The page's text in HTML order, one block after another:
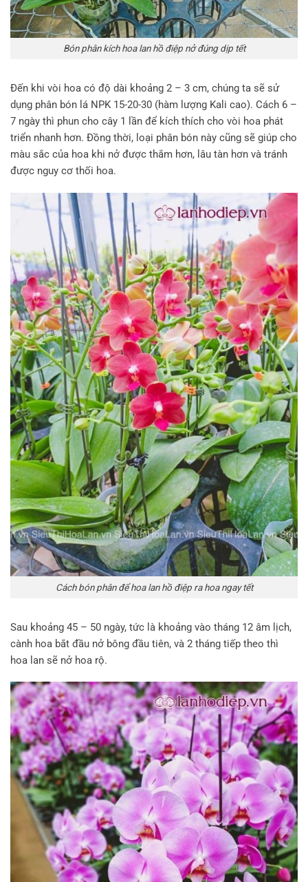
Bón phân kích hoa lan hồ điệp nở đúng dịp tết
Đến khi vòi hoa có độ dài khoảng 2 – 3 cm, chúng ta sẽ sử
dụng phân bón lá NPK 15-20-30 (hàm lượng Kali cao). Cách 6 –
7 ngày thì phun cho cây 1 lần để kích thích cho vòi hoa phát
triển nhanh hơn. Đồng thời, loại phân bón này cũng sẽ giúp cho
màu sắc của hoa khi nở được thắm hơn, lâu tàn hơn và tránh
được nguy cơ thối hoa.
Cách bón phân để hoa lan hồ điệp ra hoa ngay tết
Sau khoảng 45 – 50 ngày, tức là khoảng vào tháng 12 âm lịch,
cành hoa bắt đầu nở bông đầu tiên, và 2 tháng tiếp theo thì
hoa lan sẽ nở hoa rộ.